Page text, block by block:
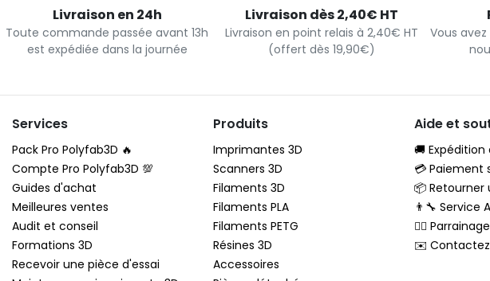
Livraison en 24h
Toute commande passée avant 13h
est expédiée dans la journée
Livraison dès 2,40€ HT
Livraison en point relais à 2,40€ HT
(offert dès 19,90€)
Vous
Services
Pack Pro Polyfab3D 🔥
Compte Pro Polyfab3D 💯
Guides d'achat
Meilleures ventes
Audit et conseil
Formations 3D
Recevoir une pièce d'essai
Produits
Imprimantes 3D
Scanners 3D
Filaments 3D
Filaments PLA
Filaments PETG
Résines 3D
Accessoires
Aide et
🚚
💳 Paiement
📦 Retourner
👨‍🔧 Service
🦸‍♂️ Parrainage
✉️ Contactez